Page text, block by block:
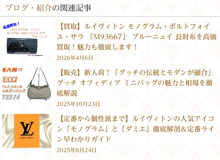
ブログ・紹介の関連記事
【買取】ルイヴィトン モノグラム・ポルトフォイ
ユ・サラ 「M93667」 ブルーニュイ 長財布を高価
買取！魅力も徹底します！
2026年4月6日
【販売】新入荷！「グッチの伝統とモダンが融合」
グッチ オフィディア ミニバッグの魅力と相場を徹
底解説
2025年10月23日
【定番から個性派まで】ルイヴィトンの人気アイコ
ン「モノグラム」と「ダミエ」徹底解剖＆定番ライ
ン早わかりガイド
2025年8月24日